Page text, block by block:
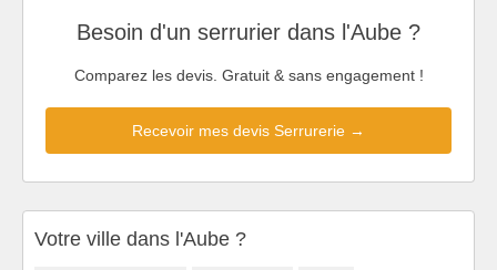
Besoin d'un serrurier dans l'Aube ?
Comparez les devis. Gratuit & sans engagement !
Recevoir mes devis Serrurerie →
Votre ville dans l'Aube ?